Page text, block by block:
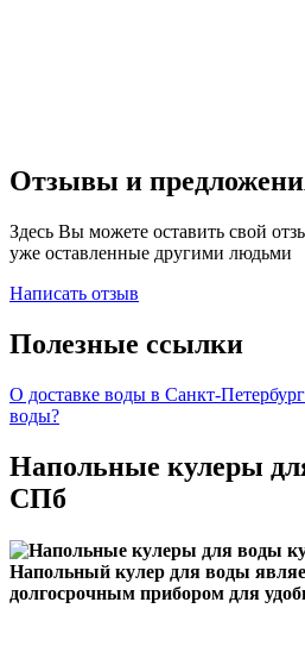
Отзывы и
Здесь Вы можете оставить свой
уже оставленные другими людьми
Написать отзыв
Полезные ссылки
О доставке воды в Санкт-
воды?
Напольные кулеры
СПб
Напольный кулер для воды
долгосрочным прибором для